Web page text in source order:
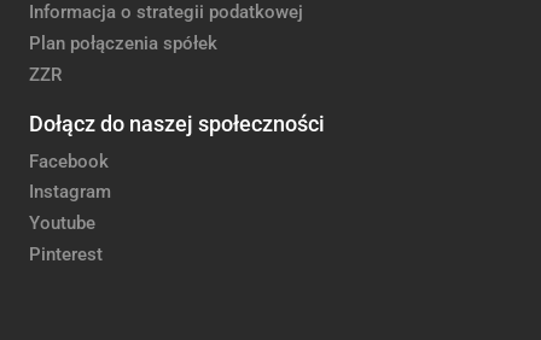
Informacja o strategii podatkowej
Plan połączenia spółek
ZZR
Dołącz do naszej społeczności
Facebook
Instagram
Youtube
Pinterest